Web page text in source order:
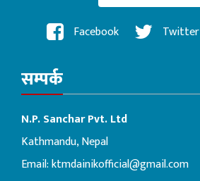
Facebook Twitter
सम्पर्क
N.P. Sanchar Pvt. Ltd
Kathmandu, Nepal
Email:ktmdainikofficial@gmail.com